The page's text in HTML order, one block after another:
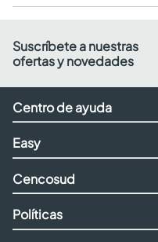
Suscríbete a nuestras
ofertas y novedades
Centro de ayuda
Easy
Cencosud
Políticas